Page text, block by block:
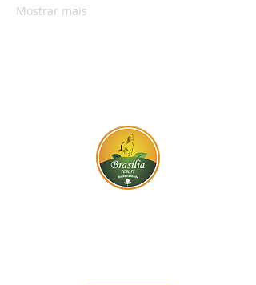
Mostrar mais